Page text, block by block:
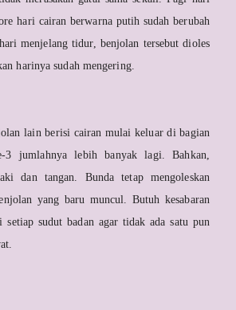
hari cairan berwarna putih sudah berubah
menjelang tidur, benjolan tersebut dioles
harinya sudah mengering.
lain berisi cairan mulai keluar di bagian
3 jumlahnya lebih banyak lagi. Bahkan,
dan tangan. Bunda tetap mengoleskan
yang baru muncul. Butuh kesabaran
setiap sudut badan agar tidak ada satu pun